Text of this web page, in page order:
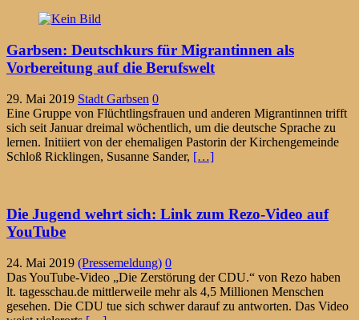
Garbsen: Deutschkurs für Migrantinnen als
Vorbereitung auf die Berufswelt
29. Mai 2019 Stadt Garbsen 0
Eine Gruppe von Flüchtlingsfrauen und anderen Migrantinnen trifft
sich seit Januar dreimal wöchentlich, um die deutsche Sprache zu
lernen. Initiiert von der ehemaligen Pastorin der Kirchengemeinde
Schloß Ricklingen, Susanne Sander, […]
Die Jugend wehrt sich: Link zum Rezo-Video auf
YouTube
24. Mai 2019 (Pressemeldung) 0
Das YouTube-Video „Die Zerstörung der CDU.“ von Rezo haben
lt. tagesschau.de mittlerweile mehr als 4,5 Millionen Menschen
gesehen. Die CDU tue sich schwer darauf zu antworten. Das Video